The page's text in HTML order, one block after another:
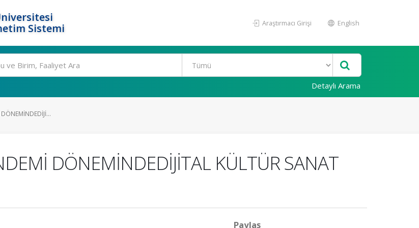
Sistemi
Araştırmacı Girişi English
Detaylı Arama
DÖNEMİNDEDİJİTAL KÜLTÜR SANAT
Paylaş